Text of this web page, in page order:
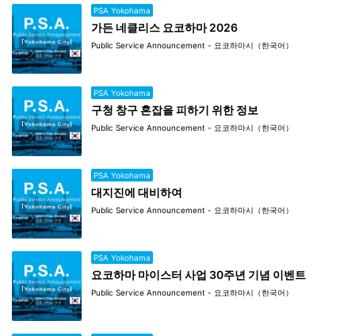
PSA Yokohama
가든 네클리스 요코하마 2026
Public Service Announcement - 요코하마시（한국어）
PSA Yokohama
구청 창구 혼잡을 피하기 위한 정보
Public Service Announcement - 요코하마시（한국어）
PSA Yokohama
대지진에 대비하여
Public Service Announcement - 요코하마시（한국어）
PSA Yokohama
요코하마 마이스터 사업 30주년 기념 이벤트
Public Service Announcement - 요코하마시（한국어）